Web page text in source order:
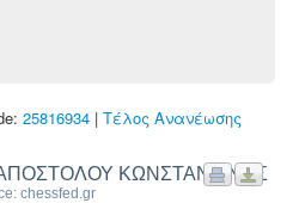
25816934 | Τέλος Ανανέωσης
ΕΛΟ και Παρτίδες ΠΑΠΑΠΟΣΤΟΛΟΥ ΚΩΝΣΤΑΝΤΙΝΟΣ
chessfed.gr